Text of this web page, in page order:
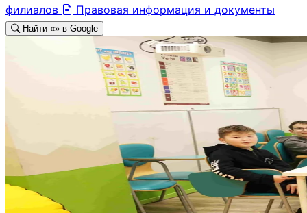
филиалов
Правовая информация и документы
Найти «» в Google